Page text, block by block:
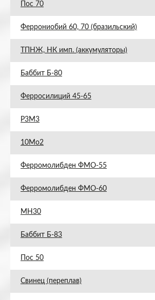
Пос 70
Феррониобий 60, 70 (бразильский)
ТПНЖ, НК имп. (аккумуляторы)
Баббит Б-80
Ферросилиций 45-65
Р3М3
10Мо2
Ферромолибден ФМО-55
Ферромолибден ФМО-60
МН30
Баббит Б-83
Пос 50
Свинец (переплав)